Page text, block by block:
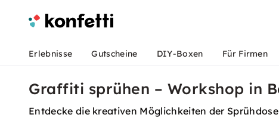
Erlebnisse Gutscheine DIY-Boxen Für Firmen
Graffiti sprühen – Workshop in
Entdecke die kreativen Möglichkeiten der